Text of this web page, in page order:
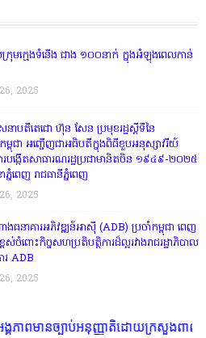
បក្រុមក្មេងទំនើង ជាង ១០០នាក់ ក្នុងអំឡុងពេលកាន់
2025
នាបតីតេជោ ហ៊ុន សែន ប្រមុខរដ្ឋស្តីទីនៃ
ម្ពុជា អញ្ជើញជាអធិបតីក្នុងពិធីខួបអនុស្សាវរីយ៍
បង្កើតសាធារណរដ្ឋប្រជាមានិតចិន ១៩៤៩-២០២៥
នំពេញ រាជធានីភ្នំពេញ
2025
ធនាគារអភិវឌ្ឍន៍អាស៊ី (ADB) ប្រចាំកម្ពុជា ពេញ
ពស់ចំពោះកិច្ចសហប្រតិបត្តិការដ៏ល្អរវាងរាជរដ្ឋាភិបាល
រ ADB
2025
អនុញ្ញាតិដោយក្រសួងពាណិជ្ជកម្ម ក្រសួងក